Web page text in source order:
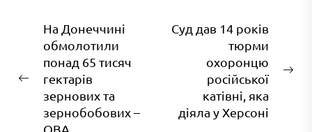
Навігація
записів
Попередній
запис:
На Донеччині
обмолотили
понад 65 тисяч
гектарів
зернових та
зернобобових –
Суд дав 14 років
тюрми
охоронцю
російської
катівні, яка
діяла у Херсоні